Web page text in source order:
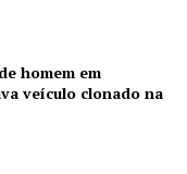
homem em
veículo clonado na